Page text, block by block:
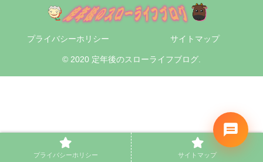
プライバシーホリシー サイトマップ
© 2020 定年後のスローライフブログ.
プライバシーホリシー サイトマップ